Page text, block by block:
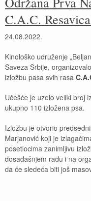
C.A.C.
24.08.2022.
Kinološko udruženje
Saveza Srbije,
izložbu pasa svih rasa
Učešće je uzelo veliki broj
ukupno 110 izložena psa.
Izložbu je otvorio
Marjanović koji je
posetiocima zanimljivu
dosadašnjem radu i na
da će sledeća biti još